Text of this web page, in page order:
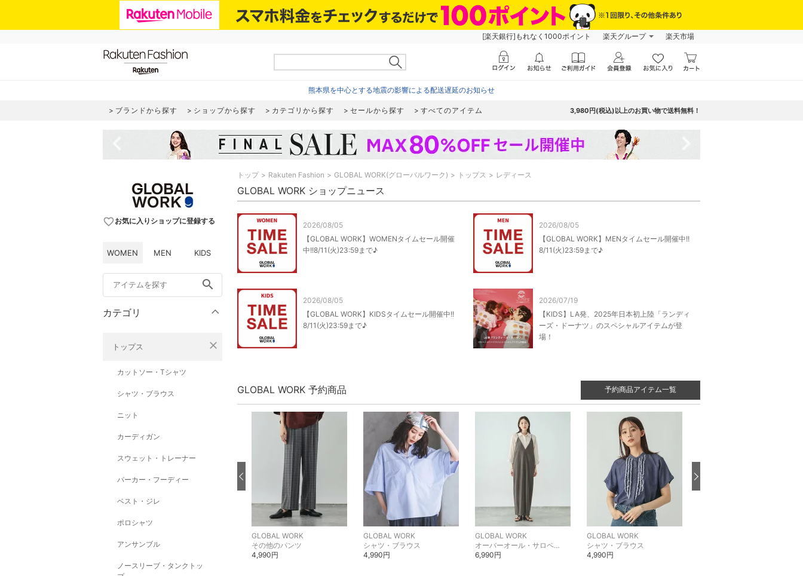
[楽天銀行]もれなく1000ポイント 楽天グループ 楽天市場
熊本県を中心とする地震の影響による配送遅延のお知らせ
ブランドから探す ショップから探す カテゴリから探す セールから探す すべてのアイテム 3,980円(税込)以上のお買い物で送料無料！
favorite_borderお気に入りショップに登録する
WOMEN MEN KIDS
search
カテゴリ
トップス close
カットソー・Tシャツ
シャツ・ブラウス
ニット
カーディガン
スウェット・トレーナー
パーカー・フーディー
ベスト・ジレ
ポロシャツ
アンサンブル
ノースリーブ・タンクトッ
トップ Rakuten Fashion GLOBAL WORK(グローバルワーク) トップス レディース
GLOBAL WORK ショップニュース
2026/08/05
【GLOBAL WORK】WOMENタイムセール開催
中!!8/11(火)23:59まで♪
2026/08/05
【GLOBAL WORK】MENタイムセール開催中!!
8/11(火)23:59まで♪
2026/08/05
【GLOBAL WORK】KIDSタイムセール開催中!!
8/11(火)23:59まで♪
2026/07/19
【KIDS】LA発、2025年日本初上陸「ランディ
ーズ・ドーナツ」のスペシャルアイテムが登
場！
GLOBAL WORK 予約商品 予約商品アイテム一覧
ロング・マキシスカート
GLOBAL WORK
その他のパンツ
4,990円
GLOBAL WORK
シャツ・ブラウス
4,990円
GLOBAL WORK
オーバーオール・サロペット
6,990円
GLOBAL WORK
シャツ・ブラウス
4,990円